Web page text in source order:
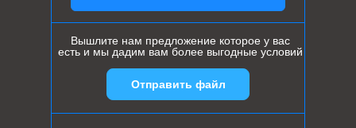
Вышлите нам предложение которое у вас
есть и мы дадим вам более выгодные условий
Отправить файл